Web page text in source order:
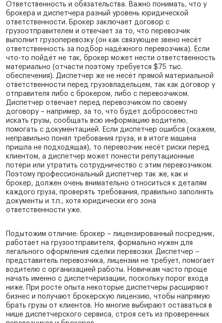
Ответственность и обязательства. Важно понимать, что у
брокера и диспетчера разный уровень юридической
ответственности. Брокер заключает договор с
грузоотправителем и отвечает за то, что перевозчик
выполнит грузоперевозку (он как связующее звено несёт
ответственность за подбор надёжного перевозчика). Если
что-то пойдёт не так, брокер может нести ответственность
материально (отчасти поэтому требуется $75 тыс.
обеспечения). Диспетчер же не несёт прямой материальной
ответственности перед грузовладельцем, так как договор у
отправителя либо с брокером, либо с перевозчиком.
Диспетчер отвечает перед перевозчиком по своему
договору – например, за то, что будет добросовестно
искать грузы, сообщать всю информацию водителю,
помогать с документацией. Если диспетчер ошибся (скажем,
неправильно понял требования груза, и в итоге машина
пришла не подходящая), то перевозчик несёт риски перед
клиентом, а диспетчер может понести репутационные
потери или утратить сотрудничество с этим перевозчиком.
Поэтому профессиональный диспетчер так же, как и
брокер, должен очень внимательно относиться к деталям
каждого груза, проверять требования, правильно заполнять
документы и т.п., хотя юридически его зона
ответственности уже.
Подытожим отличие: брокер – лицензированный посредник,
работает на грузоотправителя, формально нужен для
легального оформления сделки перевозки. Диспетчер –
представитель перевозчика, лицензии не требует, помогает
водителю с организацией работы. Новичкам часто проще
начать именно с диспетчеризации, поскольку порог входа
ниже. При росте опыта некоторые диспетчеры расширяют
бизнес и получают брокерскую лицензию, чтобы напрямую
брать грузы от клиентов. Но многие выбирают оставаться в
нише диспетчерского сервиса, строя сеть из проверенных